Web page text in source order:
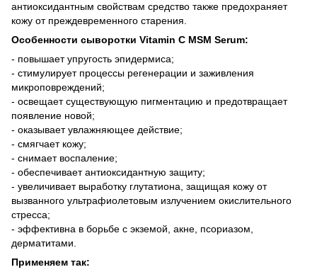
антиоксидантным свойствам средство также предохраняет
кожу от преждевременного старения.
Особенности сыворотки Vitamin C MSM Serum:
- повышает упругость эпидермиса;
- стимулирует процессы регенерации и заживления
микроповреждений;
- освещает существующую пигментацию и предотвращает
появление новой;
- оказывает увлажняющее действие;
- смягчает кожу;
- снимает воспаление;
- обеспечивает антиоксидантную защиту;
- увеличивает выработку глутатиона, защищая кожу от
вызванного ультрафиолетовым излучением окислительного
стресса;
- эффективна в борьбе с экземой, акне, псориазом,
дерматитами.
Применяем так: